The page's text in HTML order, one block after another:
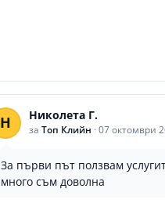
Н Николета Г.
за Топ Клийн ·07 октомври
За първи път ползвам
много съм доволна